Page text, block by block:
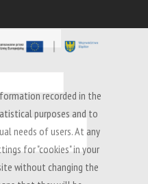
recorded in the
purposes and to
needs of users. At any
for "cookies" in your
without changing the